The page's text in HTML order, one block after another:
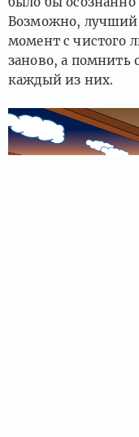
Возможно, лучший
момент с чистого
заново, а
каждый из них.